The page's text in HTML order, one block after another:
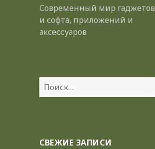
Современный мир гаджетов
и софта, приложений и
аксессуаров
Найти:
СВЕЖИЕ ЗАПИСИ